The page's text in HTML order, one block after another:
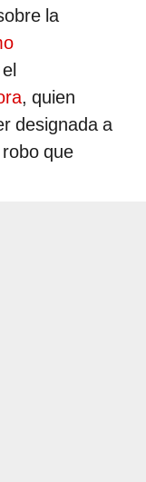
la
, quien
designada a
que